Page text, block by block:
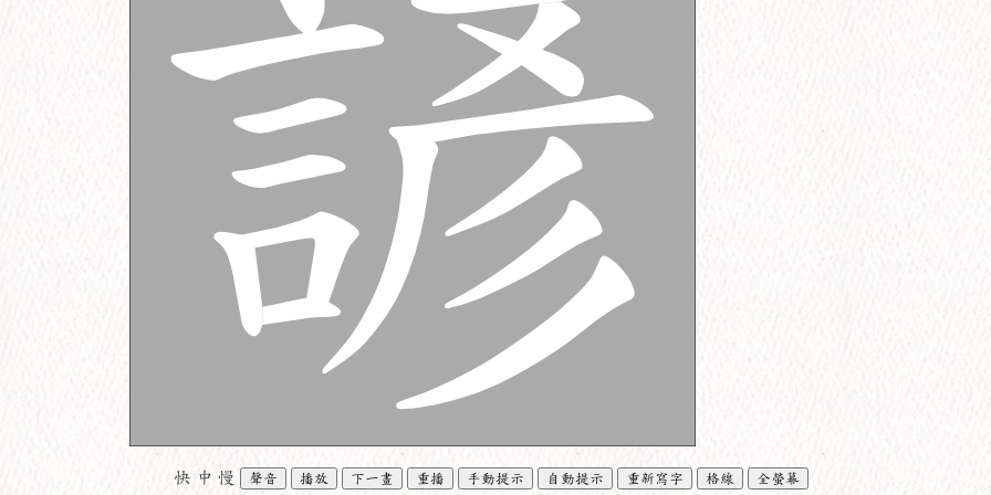
快 中 慢 聲音 播放 下一畫 重播 手動提示 自動提示 重新寫字 格線 全螢幕